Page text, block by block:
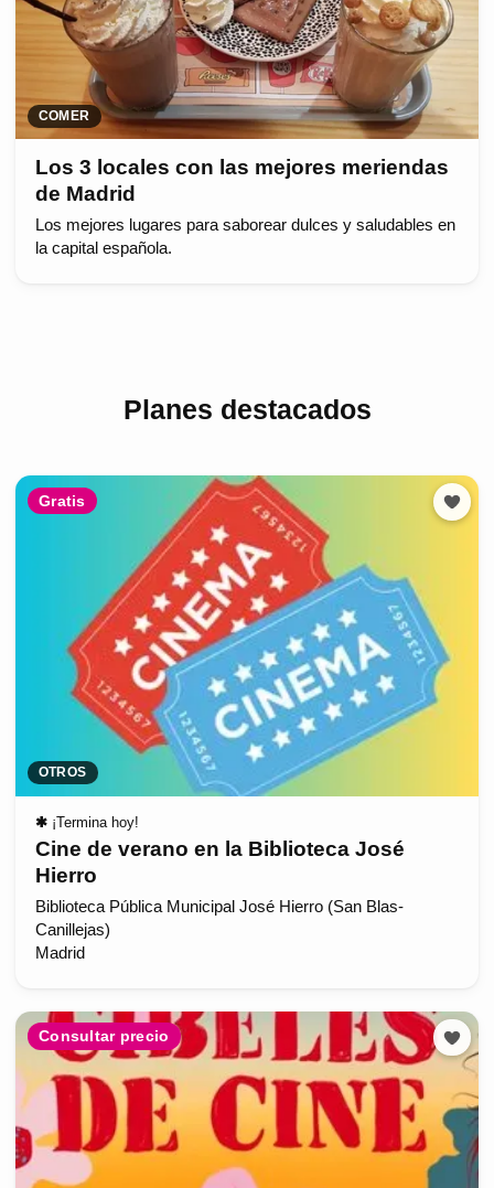
COMER
Los 3 locales con las mejores meriendas
de Madrid
Los mejores lugares para saborear dulces y saludables en
la capital española.
Planes destacados
Gratis
OTROS
✱ ¡Termina hoy!
Cine de verano en la Biblioteca José
Hierro
Biblioteca Pública Municipal José Hierro (San Blas-
Canillejas)
Madrid
Consultar precio